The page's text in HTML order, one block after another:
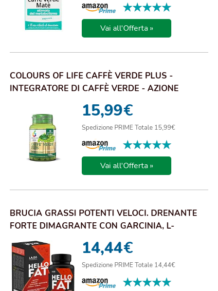
★★★★★
★★★★★
Vai all'Offerta »
COLOURS OF LIFE CAFFÈ VERDE PLUS -
INTEGRATORE DI CAFFÈ VERDE - AZIONE
15,99€
Spedizione PRIME Totale 15,99€
★★★★★
★★★★★
Vai all'Offerta »
BRUCIA GRASSI POTENTI VELOCI. DRENANTE
FORTE DIMAGRANTE CON GARCINIA, L-
TIROSINA, SPIRU... 14,44€
Spedizione PRIME Totale 14,44€
★★★★★
★★★★★